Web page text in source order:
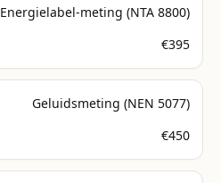
Energielabel-meting (NTA 8800)
€395
Geluidsmeting (NEN 5077)
€450